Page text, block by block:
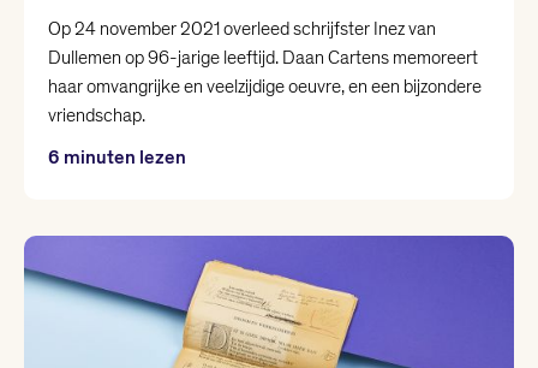
Op 24 november 2021 overleed schrijfster Inez van
Dullemen op 96-jarige leeftijd. Daan Cartens memoreert
haar omvangrijke en veelzijdige oeuvre, en een bijzondere
vriendschap.
6 minuten lezen